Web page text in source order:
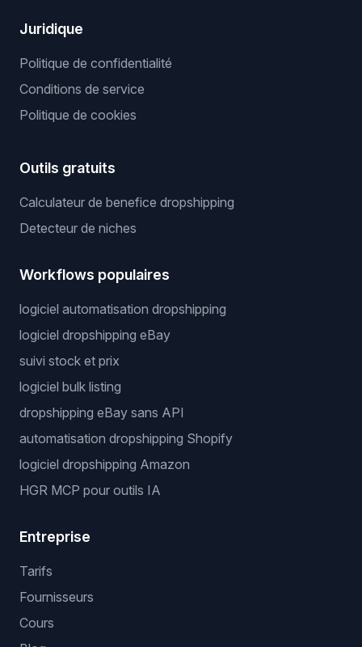
Juridique
Politique de confidentialité
Conditions de service
Politique de cookies
Outils gratuits
Calculateur de benefice dropshipping
Detecteur de niches
Workflows populaires
logiciel automatisation dropshipping
logiciel dropshipping eBay
suivi stock et prix
logiciel bulk listing
dropshipping eBay sans API
automatisation dropshipping Shopify
logiciel dropshipping Amazon
HGR MCP pour outils IA
Entreprise
Tarifs
Fournisseurs
Cours